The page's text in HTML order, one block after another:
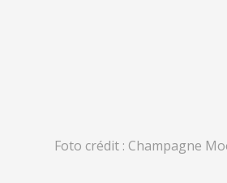
Foto crédit : Champagne